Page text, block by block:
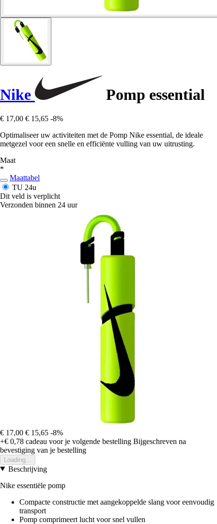
Nike Pomp essential
€ 17,00 € 15,65 -8%
Optimaliseer uw activiteiten met de Pomp Nike essential, de ideale
metgezel voor een snelle en efficiënte vulling van uw uitrusting.
Maat
*
Maattabel
TU 24u
Dit veld is verplicht
Verzonden binnen 24 uur
€ 17,00 € 15,65 -8%
+€ 0,78 cadeau voor je volgende bestelling Bijgeschreven na
bevestiging van je bestelling
Loading...
Beschrijving
Nike essentiële pomp
Compacte constructie met aangekoppelde slang voor eenvoudig
transport
Pomp comprimeert lucht voor snel vullen